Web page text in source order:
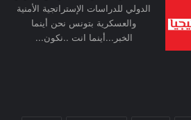
الدولي للدراسات الإستراتجية الأمنية
والعسكرية بتونس نحن أينما
الخبر...أينما انت ..نكون...